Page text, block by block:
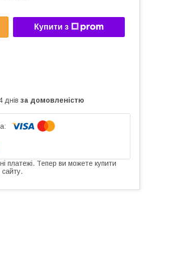
Купити з
днів за домовленістю
платежі. Тепер ви можете купити